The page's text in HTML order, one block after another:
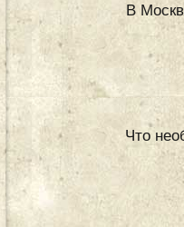
В
Что